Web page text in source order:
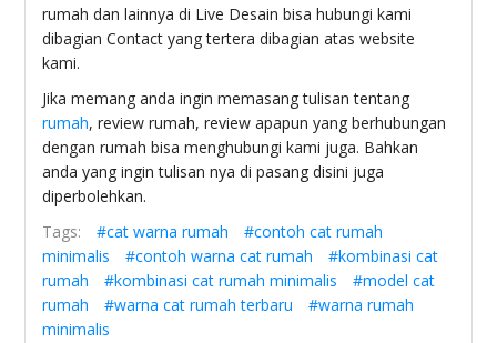
rumah dan lainnya di Live Desain bisa hubungi kami
dibagian Contact yang tertera dibagian atas website
kami.
Jika memang anda ingin memasang tulisan tentang
rumah, review rumah, review apapun yang berhubungan
dengan rumah bisa menghubungi kami juga. Bahkan
anda yang ingin tulisan nya di pasang disini juga
diperbolehkan.
Tags:
#cat warna rumah
#contoh cat rumah
minimalis
#contoh warna cat rumah
#kombinasi cat
rumah
#kombinasi cat rumah minimalis
#model cat
rumah
#warna cat rumah terbaru
#warna rumah
minimalis